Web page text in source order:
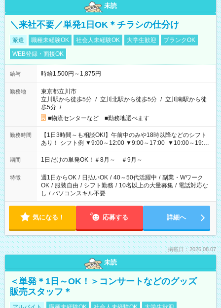
未読
＼来社不要／単発1日OK＊チラシの仕分け
派遣 職種未経験OK 社会人未経験OK 大学生歓迎
ブランクOK
WEB登録・面接OK
給与 時給1,500円～1,875円
勤務地
東京都立川市
立川駅から徒歩5分 / 立川北駅から徒歩5分 / 立川南駅から徒
歩5分 / …
■物流センターなど ■勤務地選べます
勤務時間
【1日3時間～も相談OK!】午前中のみや18時以降などのシフト
あり！ シフト例 ▼9:00～12:00 ▼9:00～17:00 ▼10:00～19:00
▼18:00～21:00
期間 1日だけの単発OK！＃8月～ ＃9月～
特徴 週1日からOK / 日払いOK / 40～50代活躍中 / 副業・Wワーク
OK / 服装自由 / シフト勤務 / 10名以上の大量募集 / 電話対応な
し / パソコンスキル不要
気になる！ 応募する 詳細へ
掲載日：2026.08.07
未読
＜単発＊1日～OK！＞コンサートなどのグッズ
販売スタッフ＊